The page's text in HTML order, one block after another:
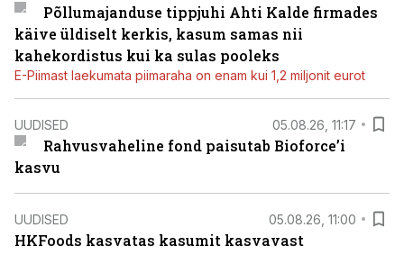
Põllumajanduse tippjuhi Ahti Kalde firmades
käive üldiselt kerkis, kasum samas nii
kahekordistus kui ka sulas pooleks
E-Piimast laekumata piimaraha on enam kui 1,2 miljonit eurot
UUDISED 05.08.26, 11:17
Rahvusvaheline fond paisutab Bioforce’i
kasvu
UUDISED 05.08.26, 11:00
HKFoods kasvatas kasumit kasvavast